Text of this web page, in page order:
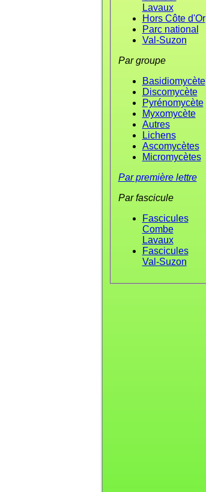
Lavaux
Hors Côte d'Or
Parc national
Val-Suzon
Par groupe
Basidiomycète
Discomycète
Pyrénomycète
Myxomycète
Autres
Lichens
Ascomycètes
Micromycètes
Par première lettre
Par fascicule
Fascicules
Combe
Lavaux
Fascicules
Val-Suzon